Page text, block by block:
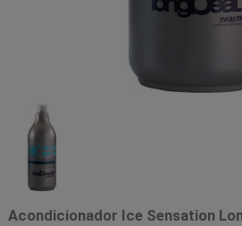
Acondicionador Ice Sensation